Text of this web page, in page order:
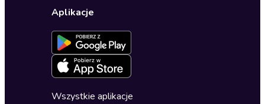
Dla młodzieży
Ustawienia prywatności
Formularz zgłaszania nielegalnych treści
Deklaracja dostępności
Oferta dla firm i bibliotek
Dołącz do newslettera
Blog
Zapowiedzi
Cykle audiobooków
Aplikacje
Wszystkie aplikacje